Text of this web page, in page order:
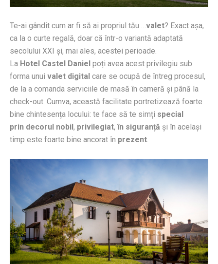
Te-ai gândit cum ar fi să ai propriul tău …valet? Exact așa,
ca la o curte regală, doar că într-o variantă adaptată
secolului XXI și, mai ales, acestei perioade.
La Hotel Castel Daniel poți avea acest privilegiu sub
forma unui valet digital care se ocupă de întreg procesul,
de la a comanda serviciile de masă în cameră și până la
check-out. Cumva, această facilitate portretizează foarte
bine chintesența locului: te face să te simți special
prin decorul nobil , privilegiat,în siguranță și în același
timp este foarte bine ancorat în prezent.